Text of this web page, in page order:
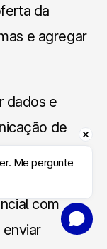
da
e agregar
dados e
de
de
ajudar a
com
Me pergunte